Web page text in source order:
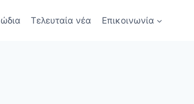
Τελευταία νέα Επικοινωνία